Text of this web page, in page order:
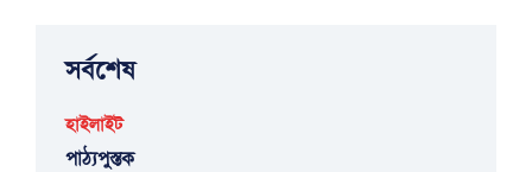
সর্বশেষ
হাইলাইট
পাঠ্যপুস্তক